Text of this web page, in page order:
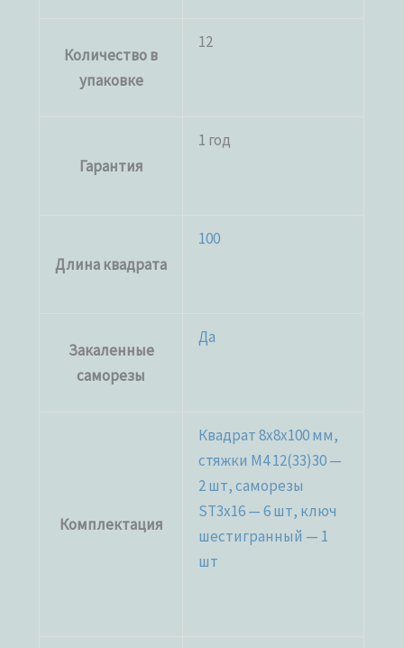
Количество в
упаковке
12
Гарантия
1 год
Длина квадрата
100
Закаленные
саморезы
Да
Комплектация
Квадрат 8х8х100 мм,
стяжки М4 12(33)30 —
2 шт, саморезы
ST3x16 — 6 шт, ключ
шестигранный — 1
шт